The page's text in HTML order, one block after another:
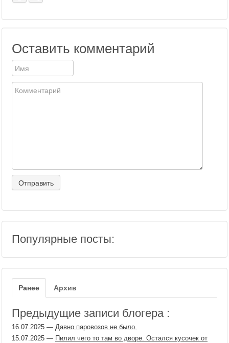
Оставить комментарий
Популярные посты:
Ранее Архив
Предыдущие записи блогера :
16.07.2025 — Давно паровозов не было.
15.07.2025 — Пилил чего то там во дворе. Остался кусочек от